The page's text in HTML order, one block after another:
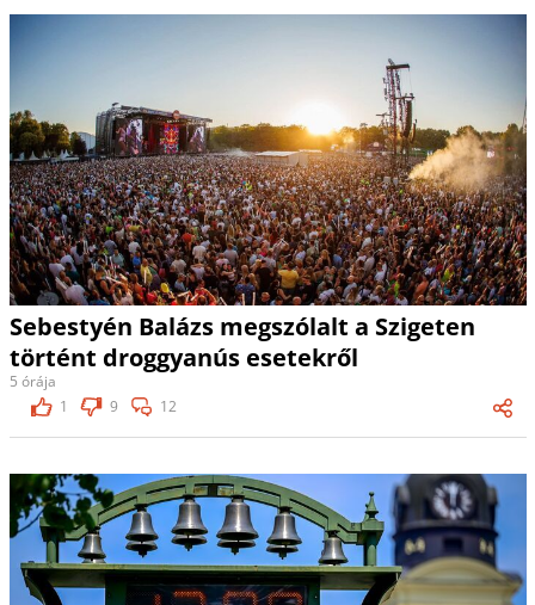
Sebestyén Balázs megszólalt a Szigeten
történt droggyanús esetekről
5 órája
1
9 12